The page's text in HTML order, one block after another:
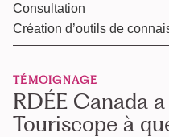
Consultation
Création d’outils de
TÉMOIGNAGE
RDÉE Canada
Touriscope à